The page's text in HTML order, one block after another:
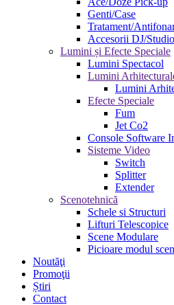
Genti/Case
Tratament/
Accesorii DJ/Studio
Lumini și Efecte Speciale
Lumini Spectacol
Lumini
Lumini
Efecte Speciale
Fum
Jet Co2
Console Software
Sisteme Video
Switch
Splitter
Extender
Scenotehnică
Schele si Structuri
Lifturi Telescopice
Scene Modulare
Picioare modul
Noutăţi
Promoţii
Știri
Contact